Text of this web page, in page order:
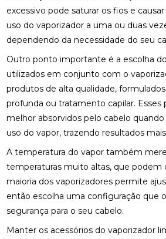
excessivo pode saturar os fios e
uso do vaporizador a uma ou duas
dependendo da necessidade do seu
Outro ponto importante é a escolha
utilizados em conjunto com o
produtos de alta qualidade,
profunda ou tratamento capilar. Esses
melhor absorvidos pelo cabelo
uso do vapor, trazendo resultados
A temperatura do vapor também
temperaturas muito altas, que podem
maioria dos vaporizadores permite
então escolha uma configuração que
segurança para o seu cabelo.
Manter os acessórios do vaporizador